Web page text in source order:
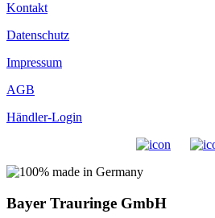
Kontakt
Datenschutz
Impressum
AGB
Händler-Login
Bayer Trauringe GmbH